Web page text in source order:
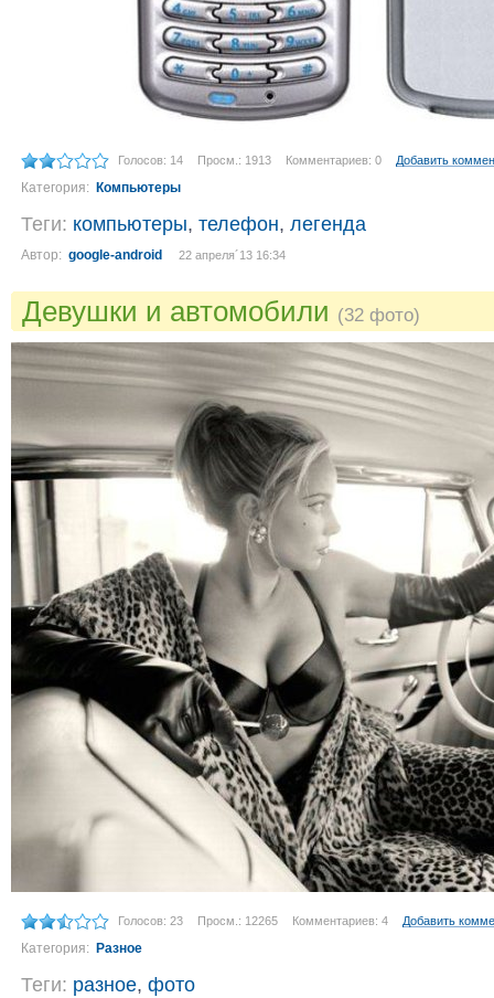
Голосов: 14 Просм.: 1913 Комментариев: 0 Добавить
Категория: Компьютеры
Теги: компьютеры, телефон, легенда
Автор: google-android 22 апреля´13 16:34
Девушки и автомобили (32 фото)
Голосов: 23 Просм.: 12265 Комментариев: 4 Добавить
Категория: Разное
Теги: разное, фото